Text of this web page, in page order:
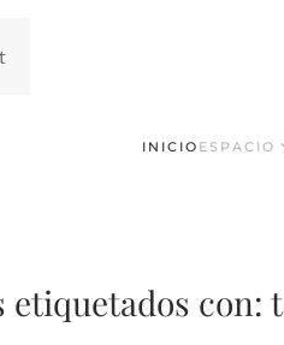
INICIO ESPACIO
etiquetados con: